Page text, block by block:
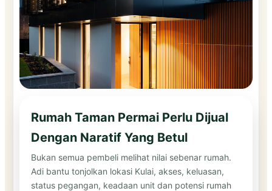
Rumah Taman Permai Perlu Dijual
Dengan Naratif Yang Betul
Bukan semua pembeli melihat nilai sebenar rumah.
Adi bantu tonjolkan lokasi Kulai, akses, keluasan,
status pegangan, keadaan unit dan potensi rumah